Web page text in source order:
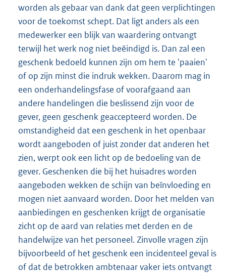
worden als gebaar van dank dat geen verplichtingen
voor de toekomst schept. Dat ligt anders als een
medewerker een blijk van waardering ontvangt
terwijl het werk nog niet beëindigd is. Dan zal een
geschenk bedoeld kunnen zijn om hem te 'paaien'
of op zijn minst die indruk wekken. Daarom mag in
een onderhandelingsfase of voorafgaand aan
andere handelingen die beslissend zijn voor de
gever, geen geschenk geaccepteerd worden. De
omstandigheid dat een geschenk in het openbaar
wordt aangeboden of juist zonder dat anderen het
zien, werpt ook een licht op de bedoeling van de
gever. Geschenken die bij het huisadres worden
aangeboden wekken de schijn van beïnvloeding en
mogen niet aanvaard worden. Door het melden van
aanbiedingen en geschenken krijgt de organisatie
zicht op de aard van relaties met derden en de
handelwijze van het personeel. Zinvolle vragen zijn
bijvoorbeeld of het geschenk een incidenteel geval is
of dat de betrokken ambtenaar vaker iets ontvangt